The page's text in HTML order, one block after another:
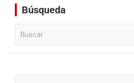
Búsqueda